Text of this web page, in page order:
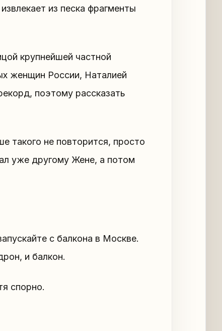
из песка фрагменты
крупнейшей частной
женщин России, Наталией
поэтому рассказать
такого не повторится, просто
уже другому Жене, а потом
с балкона в Москве.
и балкон.
спорно.